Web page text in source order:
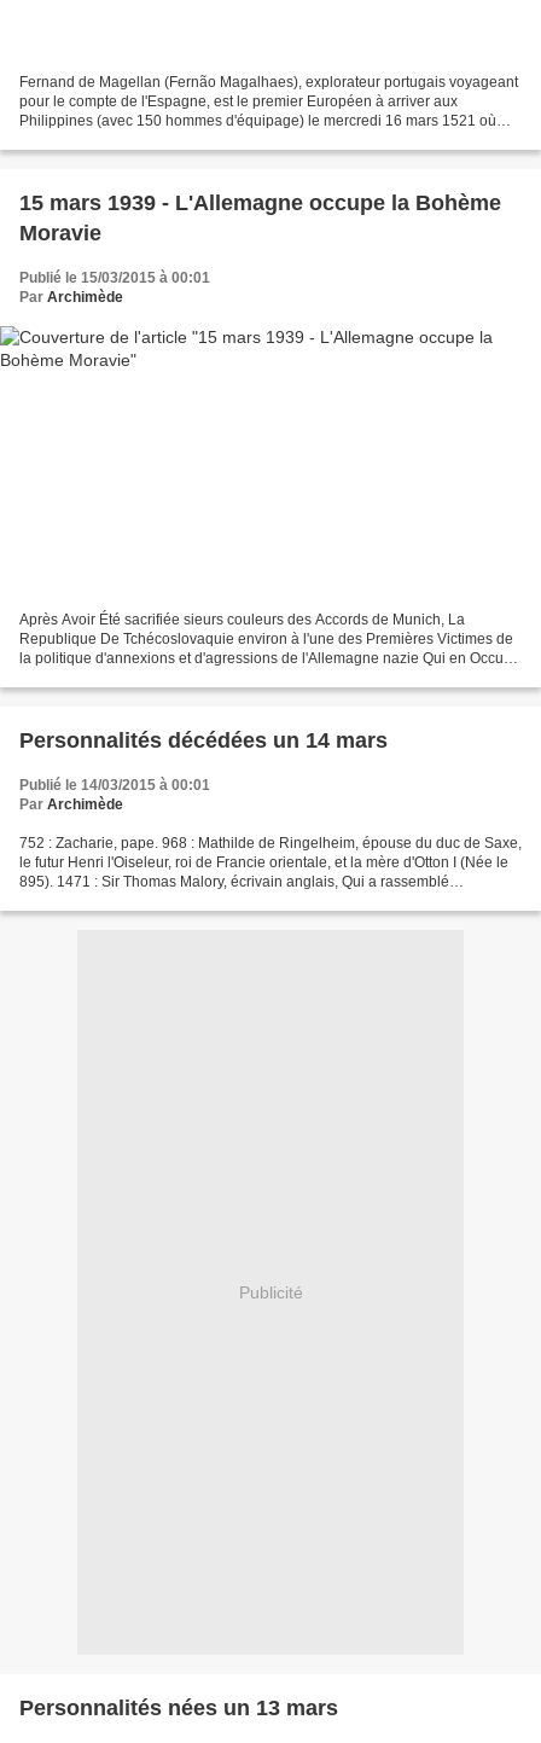
Fernand de Magellan (Fernão Magalhaes), explorateur portugais voyageant
pour le compte de l'Espagne, est le premier Européen à arriver aux
Philippines (avec 150 hommes d'équipage) le mercredi 16 mars 1521 où
15 mars 1939 - L'Allemagne occupe la Bohème
Moravie
Publié le 15/03/2015 à 00:01
Par Archimède
Après Avoir Été sacrifiée sieurs couleurs des Accords de Munich, La
Republique De Tchécoslovaquie environ à l'une des Premières Victimes de
la politique d'annexions et d'agressions de l'Allemagne nazie Qui en Occupe
Personnalités décédées un 14 mars
Publié le 14/03/2015 à 00:01
Par Archimède
752 : Zacharie, pape. 968 : Mathilde de Ringelheim, épouse du duc de Saxe,
le futur Henri l'Oiseleur, roi de Francie orientale, et la mère d'Otton I (Née le
895). 1471 : Sir Thomas Malory, écrivain anglais, Qui a rassemblé
Publicité
Personnalités nées un 13 mars